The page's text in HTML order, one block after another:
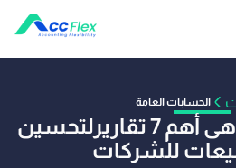
الحسابات العامة
يمكنك معرفة ماهى أهم 7 تقاريرلتحسين
للشركات